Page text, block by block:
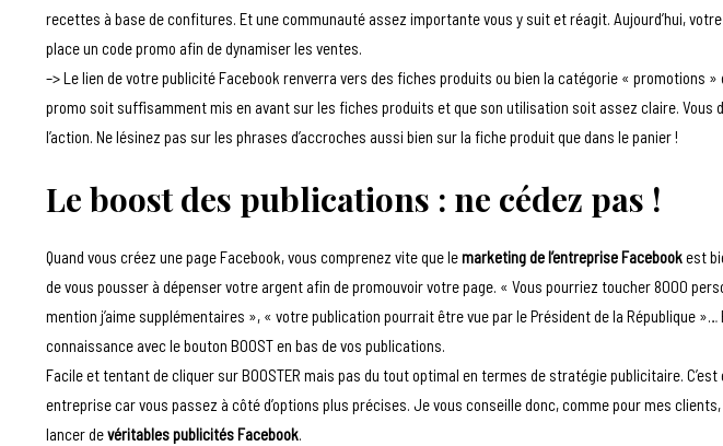
recettes à base de confitures. Et une communauté assez importante vous y suit et réagit. Aujourd’hui,
place un code promo afin de dynamiser les ventes.
–> Le lien de votre publicité Facebook renverra vers des fiches produits ou bien la catégorie « promotions
promo soit suffisamment mis en avant sur les fiches produits et que son utilisation soit assez claire. Vous
l’action. Ne lésinez pas sur les phrases d’accroches aussi bien sur la fiche produit que dans le panier !
Le boost des publications : ne cédez pas !
Quand vous créez une page Facebook, vous comprenez vite que lemarketing de l’entreprise Facebookest
de vous pousser à dépenser votre argent afin de promouvoir votre page. « Vous pourriez toucher 8000
mention j’aime supplémentaires », « votre publication pourrait être vue par le Président de la République
connaissance avec le bouton BOOST en bas de vos publications.
Facile et tentant de cliquer sur BOOSTER mais pas du tout optimal en termes de stratégie publicitaire.
entreprise car vous passez à côté d’options plus précises. Je vous conseille donc, comme pour mes
lancer devéritables publicités Facebook.